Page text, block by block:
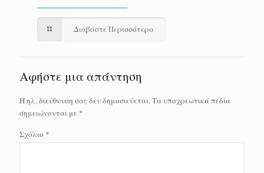
Διαβάστε Περισσότερα
Αφήστε μια απάντηση
Η ηλ. διεύθυνση σας δεν δημοσιεύεται.Τα υποχρεωτικά πεδία
σημειώνονται με *
Σχόλιο *